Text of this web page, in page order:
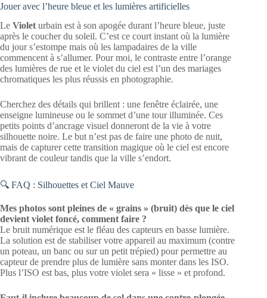
Jouer avec l’heure bleue et les lumières artificielles
Le Violet urbain est à son apogée durant l’heure bleue, juste
après le coucher du soleil. C’est ce court instant où la lumière
du jour s’estompe mais où les lampadaires de la ville
commencent à s’allumer. Pour moi, le contraste entre l’orange
des lumières de rue et le violet du ciel est l’un des mariages
chromatiques les plus réussis en photographie.
Cherchez des détails qui brillent : une fenêtre éclairée, une
enseigne lumineuse ou le sommet d’une tour illuminée. Ces
petits points d’ancrage visuel donneront de la vie à votre
silhouette noire. Le but n’est pas de faire une photo de nuit,
mais de capturer cette transition magique où le ciel est encore
vibrant de couleur tandis que la ville s’endort.
🔍 FAQ : Silhouettes et Ciel Mauve
Mes photos sont pleines de « grains » (bruit) dès que le ciel
devient violet foncé, comment faire ?
Le bruit numérique est le fléau des capteurs en basse lumière.
La solution est de stabiliser votre appareil au maximum (contre
un poteau, un banc ou sur un petit trépied) pour permettre au
capteur de prendre plus de lumière sans monter dans les ISO.
Plus l’ISO est bas, plus votre violet sera « lisse » et profond.